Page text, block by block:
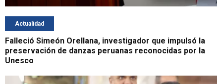
Actualidad
Falleció Simeón Orellana, investigador que impulsó la
preservación de danzas peruanas reconocidas por la
Unesco